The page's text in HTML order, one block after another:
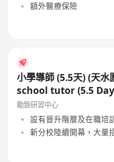
額外醫療保險
小學導師 (5.5天) (天水圍銀座)/Primary
school tutor (5.5
勵致研習中心
設有晉升階層及在職培
新分校陸續開幕，大量